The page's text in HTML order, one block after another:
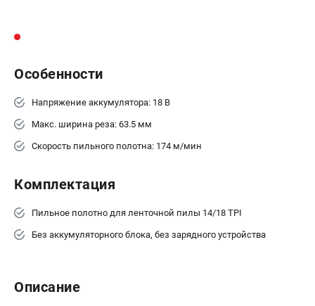
Аккумуляторные лобзики
РАСХОДНЫЕ МАТЕРИАЛЫ И АКСЕССУАРЫ
Аккумуляторы и зарядные устройства
+7 (812) 407-39-48
Особенности
Напряжение аккумулятора: 18 В
Макс. ширина реза: 63.5 мм
Скорость пильного полотна: 174 м/мин
Комплектация
Пильное полотно для ленточной пилы 14/18 TPI
Без аккумуляторного блока, без зарядного устройства
Описание